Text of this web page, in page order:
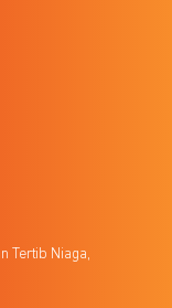
Tertib Niaga,